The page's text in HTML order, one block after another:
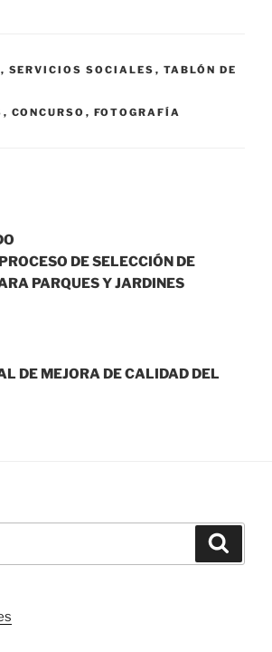
, SERVICIOS SOCIALES , TABLÓN DE
, CONCURSO , FOTOGRAFÍA
DE SELECCIÓN DE
PARQUES Y JARDINES
DE MEJORA DE CALIDAD DEL